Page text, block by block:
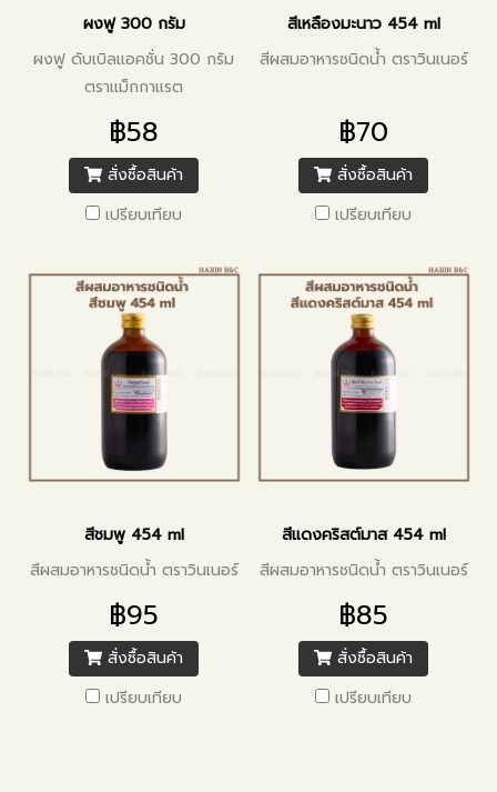
ผงฟู 300 กรัม
ผงฟู ดับเบิลแอคชั่น 300 กรัม
ตราแม็กกาแรต
฿58
สั่งซื้อสินค้า
เปรียบเทียบ
สีเหลืองมะนาว 454 ml
สีผสมอาหารชนิดน้ำ ตราวินเนอร์
฿70
สั่งซื้อสินค้า
เปรียบเทียบ
สีชมพู 454 ml
สีผสมอาหารชนิดน้ำ ตราวินเนอร์
฿95
สั่งซื้อสินค้า
เปรียบเทียบ
สีแดงคริสต์มาส 454 ml
สีผสมอาหารชนิดน้ำ ตราวินเนอร์
฿85
สั่งซื้อสินค้า
เปรียบเทียบ